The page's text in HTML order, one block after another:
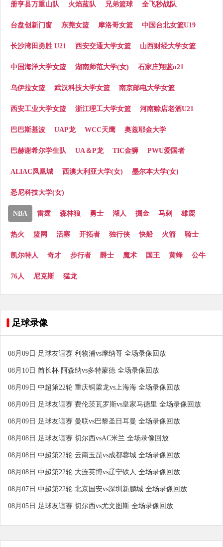
册亨县万重山队 火焰蓝队 兄弟篮球 全飞秒战队
台盘创新门窗 东莞女篮 摩洛哥女篮 中国台北女篮U19
长沙湾田勇胜 U21 西安交通大学女篮 山西财经大学女篮
中国海洋大学女篮 湖南师范大学(女) 石家庄翔蓝u21
乌伊拉女篮 武汉科技大学女篮 南京邮电大学女篮
西安工业大学女篮 浙江理工大学女篮 河南赊店老酒U21
巴巴斯基波 UAP龙 WCC天鹰 奥兹耶金大学
巴赫谢希尔学生队 UA＆P龙 TIC金狮 PWU爱国者
ALIAC凤凰城 西澳大利亚大学(女) 墨尔本大学(女)
悉尼科技大学(女)
NBA 雷霆 森林狼 勇士 湖人 掘金 马刺 雄鹿
热火 篮网 活塞 开拓者 独行侠 快船 火箭 骑士
凯尔特人 奇才 步行者 爵士 魔术 国王 黄蜂 公牛
76人 尼克斯 猛龙
足球录像
08月09日 足球友谊赛 利物浦vs摩纳哥 全场录像回放
08月10日 酋长杯 阿森纳vs多特蒙德 全场录像回放
08月09日 中超第22轮 重庆铜梁龙vs上海海 全场录像回放
08月09日 足球友谊赛 费伦茨瓦罗斯vs皇家马德里 全场录像回放
08月09日 足球友谊赛 曼联vs巴黎圣日耳曼 全场录像回放
08月08日 足球友谊赛 切尔西vsAC米兰 全场录像回放
08月08日 中超第22轮 云南玉昆vs成都蓉城 全场录像回放
08月08日 中超第22轮 大连英博vs辽宁铁人 全场录像回放
08月07日 中超第22轮 北京国安vs深圳新鹏城 全场录像回放
08月05日 足球友谊赛 切尔西vs尤文图斯 全场录像回放